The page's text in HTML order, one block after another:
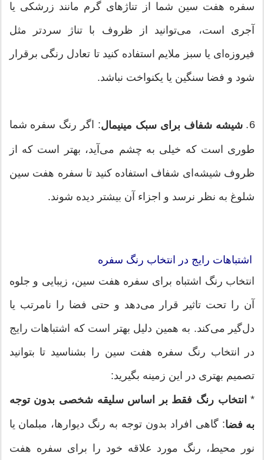
سفره هفت سین شما از تناژهای گرم مانند زرشکی یا
آجری است، می‌توانید از ظروف با تناژ سردتر مثل
فیروزه‌ای یا سبز ملایم استفاده کنید تا تعادل رنگی برقرار
شود و فضا سنگین یا یکنواخت نباشد.
6. شیشه شفاف برای سبک مینیمال: اگر رنگ سفره شما
طوری است که خیلی به چشم می‌آید، بهتر است که از
ظروف شیشه‌ای شفاف استفاده کنید تا سفره هفت سین
شلوغ به نظر نرسد و اجزاء آن بیشتر دیده شوند.
اشتباهات رایج در انتخاب رنگ سفره
انتخاب رنگ اشتباه برای سفره هفت سین، زیبایی و جلوه
آن را تحت تاثیر قرار می‌دهد و حتی فضا را نامرتب یا
دل‌گیر می‌کند. به همین دلیل بهتر است که اشتباهات رایج
در انتخاب رنگ سفره هفت سین را بشناسید تا بتوانید
تصمیم بهتری در این زمینه بگیرید:
* انتخاب رنگ فقط بر اساس سلیقه شخصی بدون توجه
به فضا: گاهی افراد بدون توجه به رنگ دیوارها، مبلمان یا
نور محیط، رنگ مورد علاقه خود را برای سفره هفت